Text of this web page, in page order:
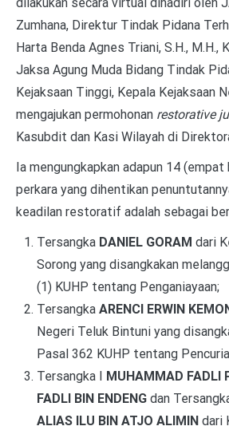
Zumhana, Direktur Tindak Pidana
Harta Benda Agnes Triani, S.H., M.H.,
Jaksa Agung Muda Bidang Tindak
Kejaksaan Tinggi, Kepala Kejaksaan
mengajukan permohonan restorative
Kasubdit dan Kasi Wilayah di
Ia mengungkapkan adapun 14
perkara yang dihentikan
keadilan restoratif adalah sebagai
Tersangka DANIEL GORAM dari
Sorong yang disangkakan
(1) KUHP tentang Penganiayaan;
Tersangka ARENCI ERWIN
Negeri Teluk Bintuni yang
Pasal 362 KUHP tentang
Tersangka I MUHAMMAD FADLI
FADLI BIN ENDENG dan
ALIAS ILU BIN ATJO ALIMIN dari